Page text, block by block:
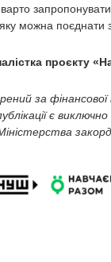
яку можна поєднати
проєкту
за
є